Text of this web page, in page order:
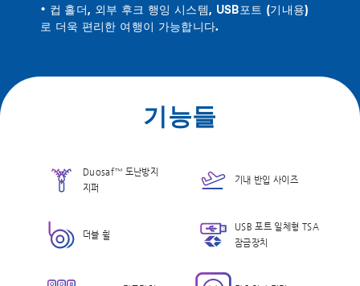
• 컵 홀더, 외부 후크 행잉 시스템, USB포트 (기내용)
로 더욱 편리한 여행이 가능합니다.
기능들
Duosaf™ 도난방지
지퍼
기내 반입 사이즈
더블 휠
USB 포트 일체형 TSA
잠금장치